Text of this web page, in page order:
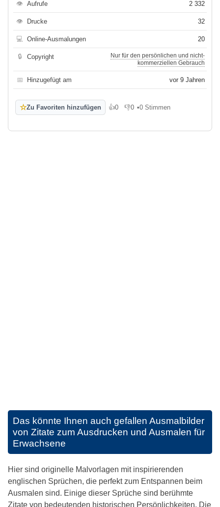
👁 Aufrufe 2 332
👁 Drucke 32
💻 Online-Ausmalungen 20
🔒 Copyright
Nur für den persönlichen und nicht-
kommerziellen Gebrauch
📅 Hinzugefügt am vor 9 Jahren
☆Zu Favoriten hinzufügen 👍0
Gefällt mir
👎0
Gefällt mir nicht
•0 Stimmen
Das könnte Ihnen auch gefallen Ausmalbilder
von Zitate zum Ausdrucken und Ausmalen für
Erwachsene
Hier sind originelle Malvorlagen mit inspirierenden
englischen Sprüchen, die perfekt zum Entspannen beim
Ausmalen sind. Einige dieser Sprüche sind berühmte
Zitate von bedeutenden historischen Persönlichkeiten. Die